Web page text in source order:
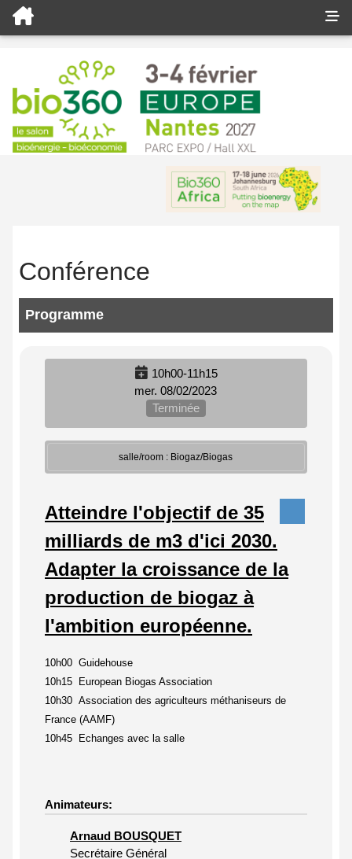
Conférence
Programme
10h00-11h15
mer. 08/02/2023
Terminée
salle/room : Biogaz/Biogas
Atteindre l'objectif de 35
milliards de m3 d'ici 2030.
Adapter la croissance de la
production de biogaz à
l'ambition européenne.
10h00 Guidehouse
10h15 European Biogas Association
10h30 Association des agriculteurs méthaniseurs de
France (AAMF)
10h45 Echanges avec la salle
Animateurs:
Arnaud BOUSQUET
Secrétaire Général